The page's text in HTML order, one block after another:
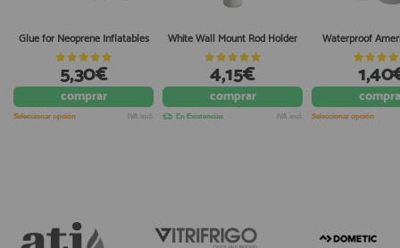
Glue for Neoprene Inflatables
5,30€
comprar
Seleccionar opción IVA incl.
White Wall Mount Rod Holder
4,15€
comprar
En Existencias IVA incl.
Waterproof
Seleccionar opción